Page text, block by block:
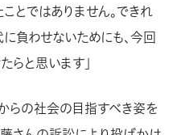
とではありません。できれ
負わせないためにも、今回
らと思います」
らの社会の目指すべき姿を